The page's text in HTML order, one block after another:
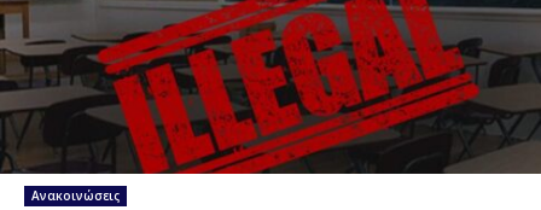
Ανακοινώσεις